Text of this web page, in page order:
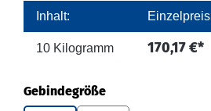
Inhalt: Einzelpreis
10 Kilogramm 170,17 €*
Gebindegrößeauswählen